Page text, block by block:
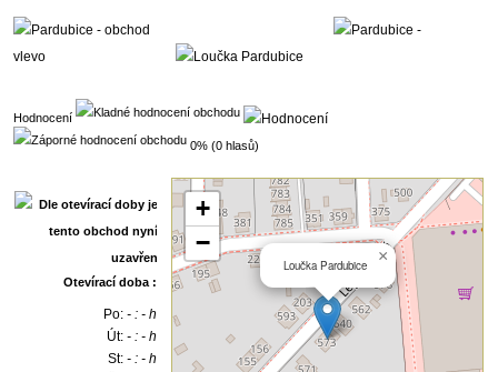
Hodnocení
0% (0 hlasů)
Otevírací doba :
Po:- : - h
Út:- : - h
St:- : - h
Loučka Pardubice ×
+
−